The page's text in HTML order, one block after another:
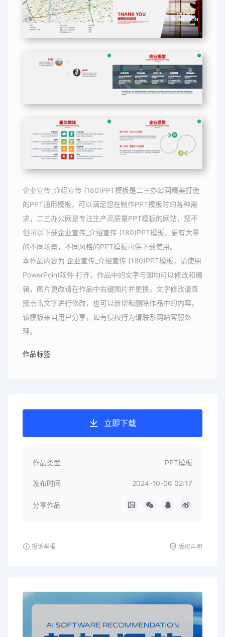
企业宣传_介绍宣传 (180)PPT模板是二三办公网精美打造
的PPT通用模板，可以满足您在制作PPT模板时的各种需
求，二三办公网是专注生产高质量PPT模板的网站，您不
但可以下载企业宣传_介绍宣传 (180)PPT模板，更有大量
的不同场景，不同风格的PPT模板可供下载使用。
本作品内容为 企业宣传_介绍宣传 (180)PPT模板，请使用
PowerPoint软件 打开，作品中的文字与图均可以修改和编
辑，图片更改请在作品中右键图片并更换，文字修改请直
接点击文字进行修改，也可以新增和删除作品中的内容。
该模板来自用户分享，如有侵权行为请联系网站客服处
理。
作品标签
立即下载
作品类型 PPT模板
发布时间 2024-10-06 02:17
分享作品
投诉举报 版权声明